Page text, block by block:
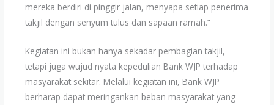
mereka berdiri di pinggir jalan, menyapa setiap penerima
takjil dengan senyum tulus dan sapaan ramah.”
Kegiatan ini bukan hanya sekadar pembagian takjil,
tetapi juga wujud nyata kepedulian Bank WJP terhadap
masyarakat sekitar. Melalui kegiatan ini, Bank WJP
berharap dapat meringankan beban masyarakat yang